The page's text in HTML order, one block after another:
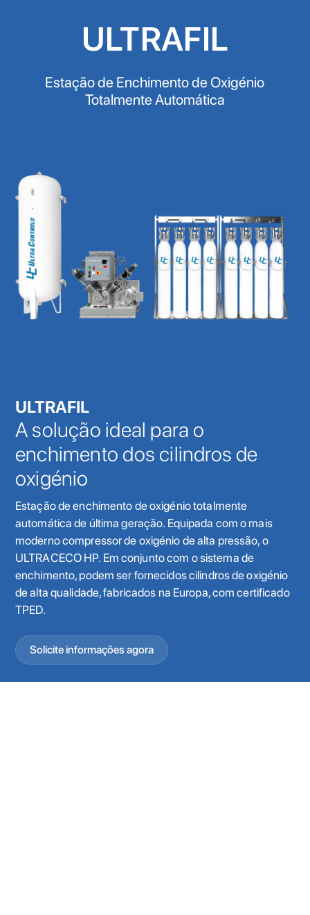
ULTRAFIL
Estação de Enchimento de Oxigénio
Totalmente Automática
ULTRAFIL
A solução ideal para o
enchimento dos cilindros de
oxigénio
Estação de enchimento de oxigénio totalmente
automática de última geração. Equipada com o mais
moderno compressor de oxigénio de alta pressão, o
ULTRACECO HP. Em conjunto com o sistema de
enchimento, podem ser fornecidos cilindros de oxigénio
de alta qualidade, fabricados na Europa, com certificado
TPED.
Solicite informações agora